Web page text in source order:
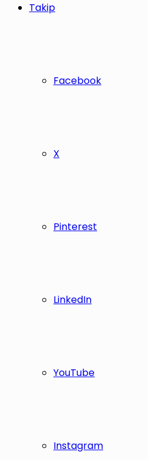
Takip
Facebook
X
Pinterest
LinkedIn
YouTube
Instagram